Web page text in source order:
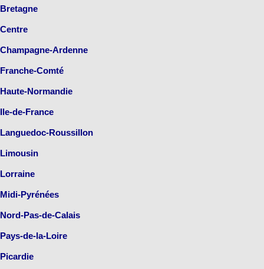
Bretagne
Centre
Champagne-Ardenne
Franche-Comté
Haute-Normandie
Ile-de-France
Languedoc-Roussillon
Limousin
Lorraine
Midi-Pyrénées
Nord-Pas-de-Calais
Pays-de-la-Loire
Picardie